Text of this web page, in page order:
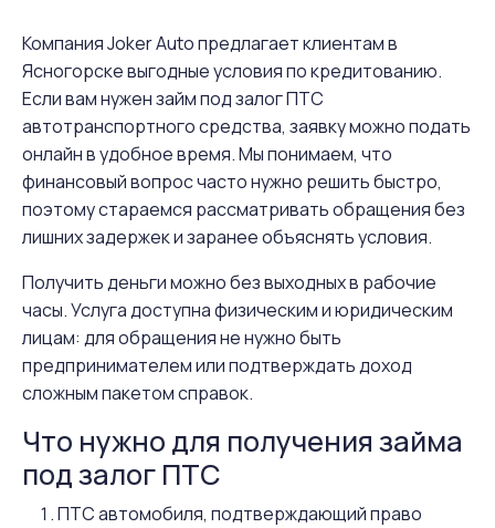
Компания Joker Auto предлагает клиентам в
Ясногорске выгодные условия по кредитованию.
Если вам нужен займ под залог ПТС
автотранспортного средства, заявку можно подать
онлайн в удобное время. Мы понимаем, что
финансовый вопрос часто нужно решить быстро,
поэтому стараемся рассматривать обращения без
лишних задержек и заранее объяснять условия.
Получить деньги можно без выходных в рабочие
часы. Услуга доступна физическим и юридическим
лицам: для обращения не нужно быть
предпринимателем или подтверждать доход
сложным пакетом справок.
Что нужно для получения займа
под залог ПТС
ПТС автомобиля, подтверждающий право